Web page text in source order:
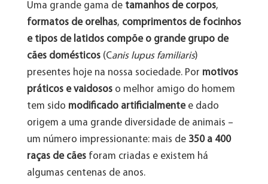
Uma grande gama de tamanhos de corpos,
formatos de orelhas, comprimentos de focinhos
e tipos de latidos compõe o grande grupo de
cães domésticos(Canis lupus familiaris)
presentes hoje na nossa sociedade. Por motivos
práticos e vaidososo melhor amigo do homem
tem sido modificado artificialmentee dado
origem a uma grande diversidade de animais –
um número impressionante: mais de 350 a 400
raças de cãesforam criadas e existem há
algumas centenas de anos.